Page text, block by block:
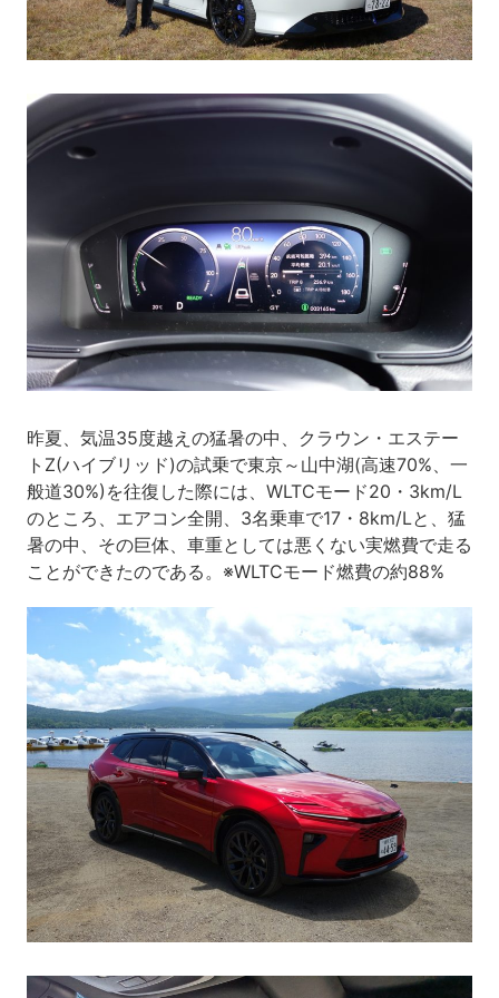
昨夏、気温35度越えの猛暑の中、クラウン・エステー
トZ(ハイブリッド)の試乗で東京～山中湖(高速70%、一
般道30%)を往復した際には、WLTCモード20・3km/L
のところ、エアコン全開、3名乗車で17・8km/Lと、猛
暑の中、その巨体、車重としては悪くない実燃費で走る
ことができたのである。※WLTCモード燃費の約88%